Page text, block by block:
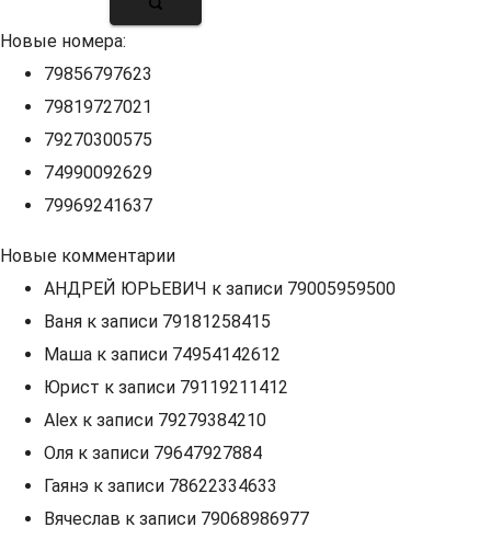
Новые номера:
79856797623
79819727021
79270300575
74990092629
79969241637
Новые комментарии
АНДРЕЙ ЮРЬЕВИЧ к записи 79005959500
Ваня к записи 79181258415
Маша к записи 74954142612
Юрист к записи 79119211412
Alex к записи 79279384210
Оля к записи 79647927884
Гаянэ к записи 78622334633
Вячеслав к записи 79068986977